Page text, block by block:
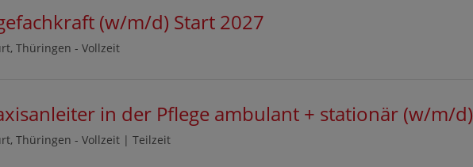
(w/m/d) Start 2027
Thüringen - Vollzeit
in der Pflege ambulant + stationär (w/m/d)
Thüringen - Vollzeit | Teilzeit